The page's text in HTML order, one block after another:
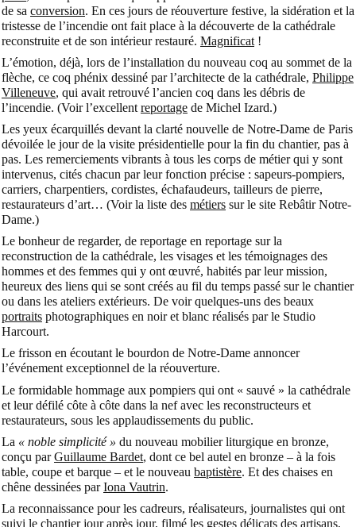
de sa conversion. En ces jours de réouverture festive, la sidération et la
tristesse de l’incendie ont fait place à la découverte de la cathédrale
reconstruite et de son intérieur restauré. Magnificat !
L’émotion, déjà, lors de l’installation du nouveau coq au sommet de la
flèche, ce coq phénix dessiné par l’architecte de la cathédrale, Philippe
Villeneuve, qui avait retrouvé l’ancien coq dans les débris de
l’incendie. (Voir l’excellent reportage de Michel Izard.)
Les yeux écarquillés devant la clarté nouvelle de Notre-Dame de Paris
dévoilée le jour de la visite présidentielle pour la fin du chantier, pas à
pas. Les remerciements vibrants à tous les corps de métier qui y sont
intervenus, cités chacun par leur fonction précise : sapeurs-pompiers,
carriers, charpentiers, cordistes, échafaudeurs, tailleurs de pierre,
restaurateurs d’art… (Voir la liste des métiers sur le site Rebâtir Notre-
Dame.)
Le bonheur de regarder, de reportage en reportage sur la
reconstruction de la cathédrale, les visages et les témoignages des
hommes et des femmes qui y ont œuvré, habités par leur mission,
heureux des liens qui se sont créés au fil du temps passé sur le chantier
ou dans les ateliers extérieurs. De voir quelques-uns des beaux
portraits photographiques en noir et blanc réalisés par le Studio
Harcourt.
Le frisson en écoutant le bourdon de Notre-Dame annoncer
l’événement exceptionnel de la réouverture.
Le formidable hommage aux pompiers qui ont « sauvé » la cathédrale
et leur défilé côte à côte dans la nef avec les reconstructeurs et
restaurateurs, sous les applaudissements du public.
La « noble simplicité » du nouveau mobilier liturgique en bronze,
conçu parGuillaume Bardet, dont ce bel autel en bronze – à la fois
table, coupe et barque – et le nouveau baptistère. Et des chaises en
chêne dessinées parIona Vautrin.
La reconnaissance pour les cadreurs, réalisateurs, journalistes qui ont
suivi le chantier jour après jour, filmé les gestes délicats des artisans,